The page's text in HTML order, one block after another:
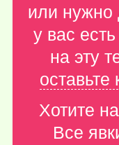
или нужно
у вас
на эту
Хотите
Все